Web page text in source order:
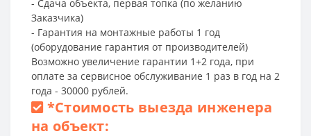
- Сдача объекта, первая топка (по желанию
Заказчика)
- Гарантия на монтажные работы 1 год
(оборудование гарантия от производителей)
Возможно увеличение гарантии 1+2 года, при
оплате за сервисное обслуживание 1 раз в год на 2
года - 30000 рублей.
*Стоимость выезда инженера
на объект: